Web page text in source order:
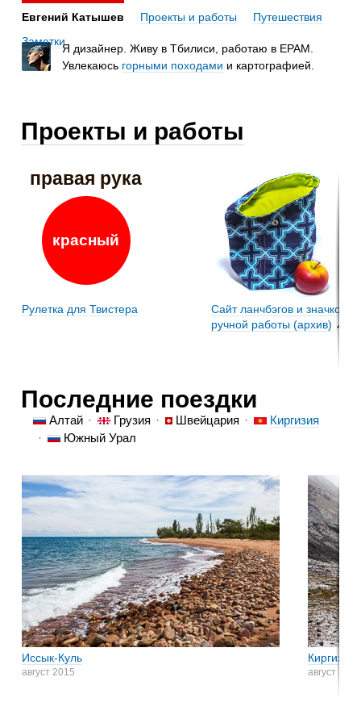
Евгений Катышев Проекты и работы
Путешествия
Заметки
Я дизайнер. Живу в Тбилиси, работаю в EPAM
Увлекаюсь горными походами и картографией.
Проекты и работы
правая рука
красный
Рулетка для Твистера
Сайт ланчбэгов и значков
ручной работы (архив) ↗
Последние поездки
Алтай Грузия Швейцария
Киргизия
Южный Урал
Иссык-Куль
август 2015 август 2015